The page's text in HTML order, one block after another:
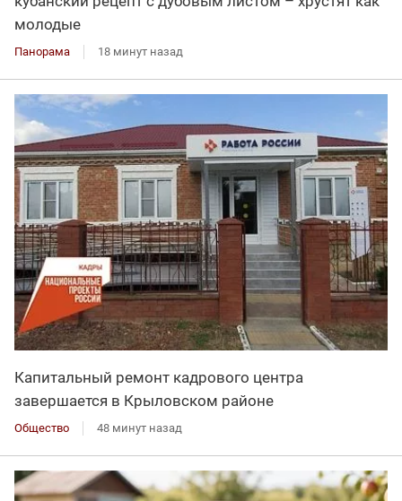
молодые
Панорама 18 минут назад
Капитальный ремонт кадрового центра
завершается в Крыловском районе
Общество 48 минут назад